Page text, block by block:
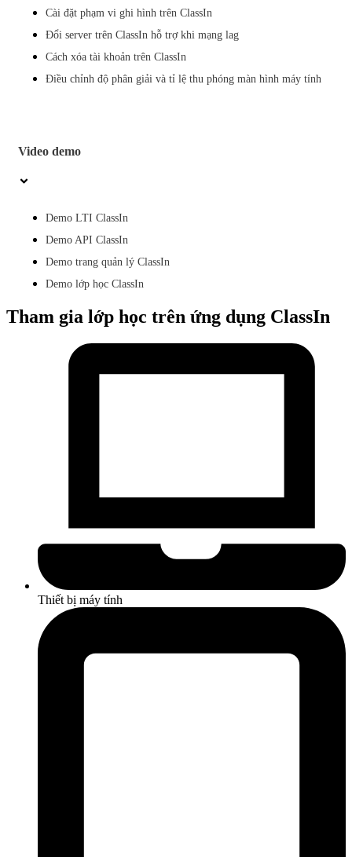
Cài đặt phạm vi ghi hình trên ClassIn
Đổi server trên ClassIn hỗ trợ khi mạng lag
Cách xóa tài khoản trên ClassIn
Điều chỉnh độ phân giải và tỉ lệ thu phóng màn hình máy tính
Video demo
Demo LTI ClassIn
Demo API ClassIn
Demo trang quản lý ClassIn
Demo lớp học ClassIn
Tham gia lớp học trên ứng dụng ClassIn
Thiết bị máy tính